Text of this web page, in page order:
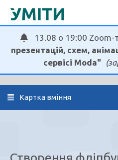
Перейти
13.08 о 19:00 Zoom-
презентацій, схем,
сервісі Moda"
Картка вміння